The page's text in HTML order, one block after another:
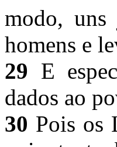
modo, uns
homens e
29 E
dados ao
30 Pois os